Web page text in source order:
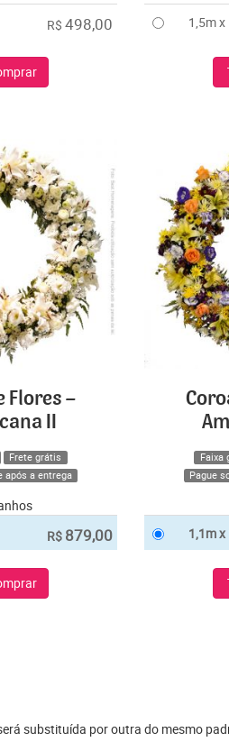
R$ 498,00 1,5m
Flores –
II
Frete grátis
após a entrega
R$ 879,00
Faixa
Pague
1,1m
substituída por outra do mesmo